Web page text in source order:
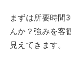
まずは所要時間
んか？強みを客
見えてきます。